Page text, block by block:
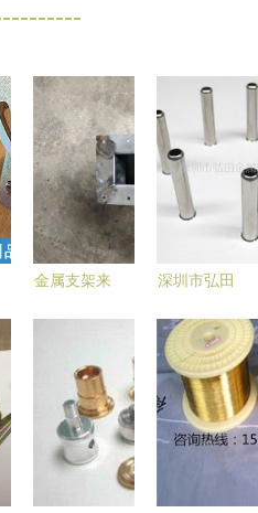
金属支架来
家金属制品
推荐
深圳市弘田
限公司 - 不
锈钢管系列
产品全览